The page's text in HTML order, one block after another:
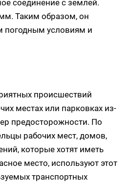
соединение с землей.
Таким образом, он
погодным условиям и
происшествий
местах или парковках из-
предосторожности. По
рабочих мест, домов,
которые хотят иметь
место, используют этот
транспортных